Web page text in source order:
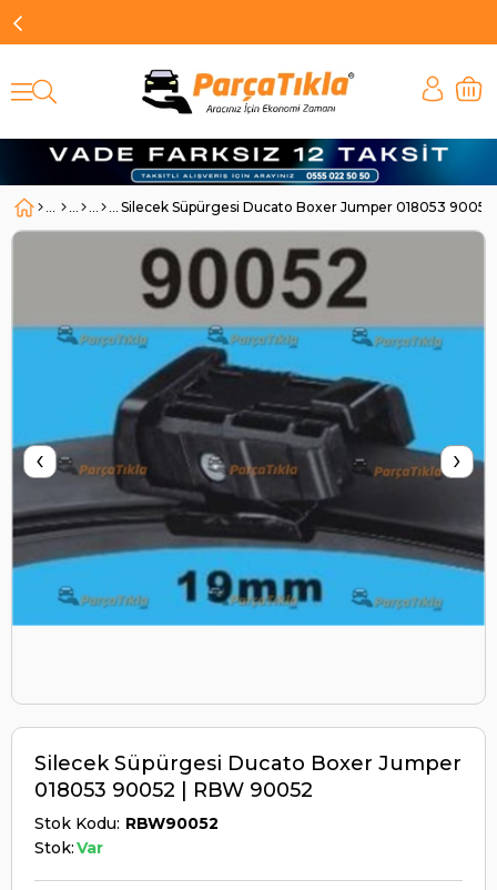
Silecek Süpürgesi Ducato Boxer Jumper 018053
‹ ›
Silecek Süpürgesi Ducato Boxer Jumper
018053 90052 | RBW 90052
Stok Kodu RBW90052
Stok:Var